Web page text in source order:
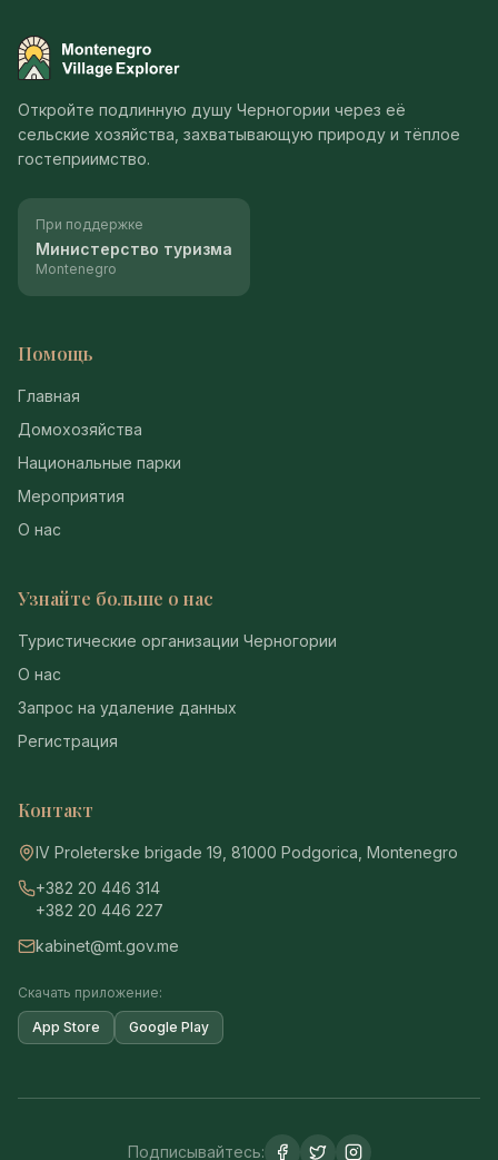
Montenegro Village Explorer
Откройте подлинную душу Черногории через её
сельские хозяйства, захватывающую природу и тёплое
гостеприимство.
При поддержке
Министерство туризма
Montenegro
Помощь
Главная
Домохозяйства
Национальные парки
Мероприятия
О нас
Узнайте больше о нас
Туристические организации Черногории
О нас
Запрос на удаление данных
Регистрация
Контакт
IV Proleterske brigade 19, 81000 Podgorica, Montenegro
+382 20 446 314
+382 20 446 227
kabinet@mt.gov.me
Скачать приложение:
App Store Google Play
Подписывайтесь: